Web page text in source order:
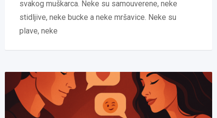
svakog muškarca. Neke su samouverene, neke
stidljive, neke bucke a neke mršavice. Neke su
plave, neke